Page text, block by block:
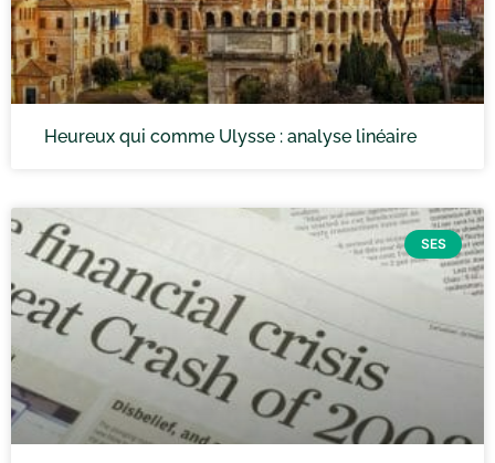
Heureux qui comme Ulysse : analyse linéaire
SES